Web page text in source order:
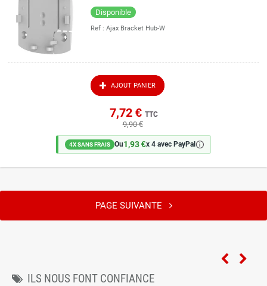
Disponible
Ref : Ajax Bracket Hub-W
AJOUT PANIER
7,72 € TTC
9,90 €
4X SANS FRAIS Ou1,93 €x 4 avec PayPal 🛈
PAGE SUIVANTE
ILS NOUS FONT CONFIANCE